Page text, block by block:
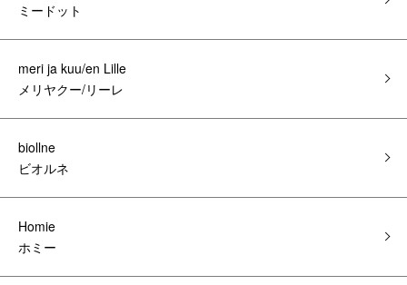
ミードット
meri ja kuu/en Lille
メリヤクー/リーレ
biollne
ビオルネ
Homie
ホミー